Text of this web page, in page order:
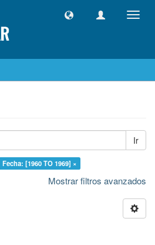
Ir
Fecha: [1960 TO 1969] ×
Mostrar filtros avanzados